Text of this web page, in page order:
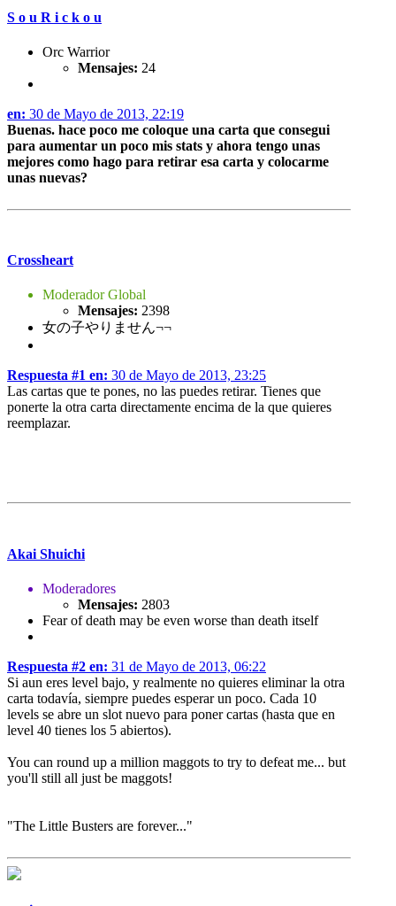
S o u R i c k o u
Orc Warrior
Mensajes: 24
en: 30 de Mayo de 2013, 22:19
Buenas. hace poco me coloque una carta que consegui
para aumentar un poco mis stats y ahora tengo unas
mejores como hago para retirar esa carta y colocarme
unas nuevas?
Crossheart
Moderador Global
Mensajes: 2398
女の子やりません¬¬
Respuesta #1 en: 30 de Mayo de 2013, 23:25
Las cartas que te pones, no las puedes retirar. Tienes que
ponerte la otra carta directamente encima de la que quieres
reemplazar.
Akai Shuichi
Moderadores
Mensajes: 2803
Fear of death may be even worse than death itself
Respuesta #2 en: 31 de Mayo de 2013, 06:22
Si aun eres level bajo, y realmente no quieres eliminar la otra
carta todavía, siempre puedes esperar un poco. Cada 10
levels se abre un slot nuevo para poner cartas (hasta que en
level 40 tienes los 5 abiertos).
You can round up a million maggots to try to defeat me... but
you'll still all just be maggots!
"The Little Busters are forever..."